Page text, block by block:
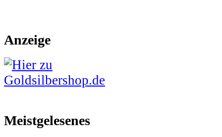
Anzeige
Meistgelesenes